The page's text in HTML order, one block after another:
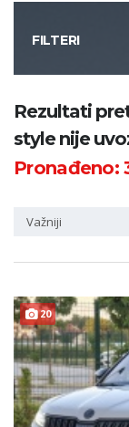
FILTERI
Kategorija
Županija
Rezultati
style nije
Pronađeno:
Važniji
20